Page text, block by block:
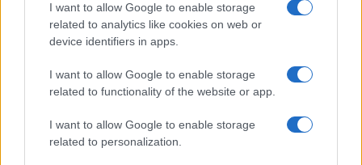
I want to allow Google to enable storage
related to analytics like cookies on web or
device identifiers in apps.
I want to allow Google to enable storage
related to functionality of the website or app.
I want to allow Google to enable storage
related to personalization.